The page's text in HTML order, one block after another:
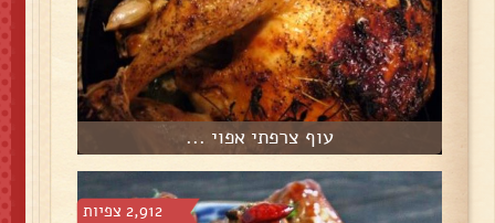
עוף צרפתי אפוי ...
2,912 צפיות